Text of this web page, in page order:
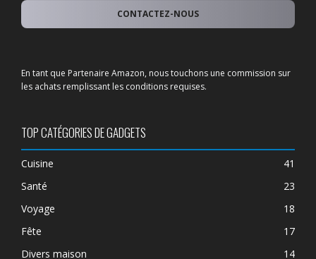
CONTACTEZ-NOUS
En tant que Partenaire Amazon, nous touchons une commission sur
les achats remplissant les conditions requises.
TOP CATÉGORIES DE GADGETS
Cuisine
41
Santé
23
Voyage
18
Fête
17
Divers maison
14